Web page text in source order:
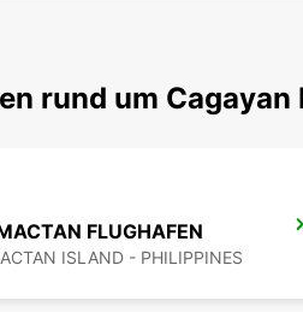
rund um Cagayan
FLUGHAFEN
ISLAND - PHILIPPINES